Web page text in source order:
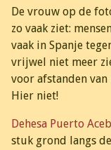
De vrouw op de
zo vaak ziet:
vaak in Spanje
vrijwel niet meer
voor afstanden
Hier niet!
Dehesa Puerto
stuk grond langs